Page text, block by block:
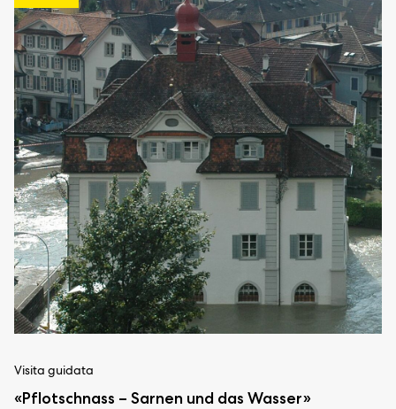
Visita guidata
«Pflotschnass – Sarnen und das Wasser»